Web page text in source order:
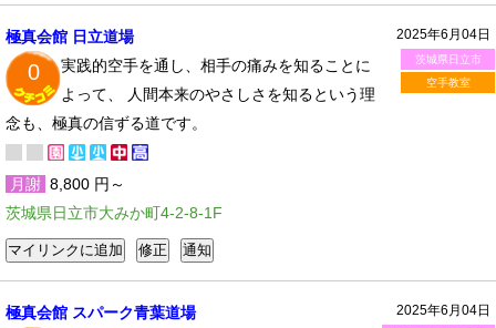
2025年6月04日
茨城県日立市
空手教室
極真会館 日立道場
0
実践的空手を通し、相手の痛みを知ることに
よって、 人間本来のやさしさを知るという理
念も、極真の信ずる道です。
月謝 8,800 円～
茨城県日立市大みか町4-2-8-1F
2025年6月04日
極真会館 スパーク青葉道場